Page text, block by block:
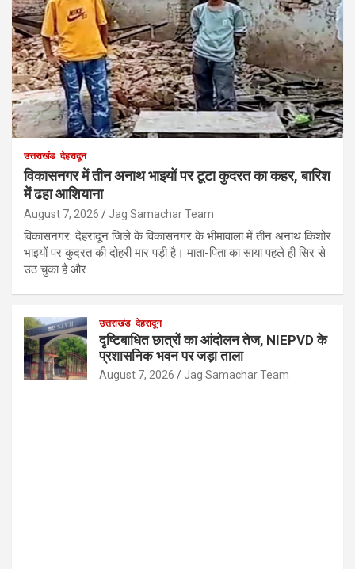
उत्तराखंड देहरादून
विकासनगर में तीन अनाथ भाइयों पर टूटा कुदरत का कहर, बारिश
में ढहा आशियाना
August 7, 2026 Jag Samachar Team
विकासनगर: देहरादून जिले के विकासनगर के भीमावाला में तीन अनाथ किशोर
भाइयों पर कुदरत की दोहरी मार पड़ी है। माता-पिता का साया पहले ही सिर से
उठ चुका है और…
उत्तराखंड देहरादून
दृष्टिबाधित छात्रों का आंदोलन तेज, NIEPVD के
प्रशासनिक भवन पर जड़ा ताला
August 7, 2026 Jag Samachar Team